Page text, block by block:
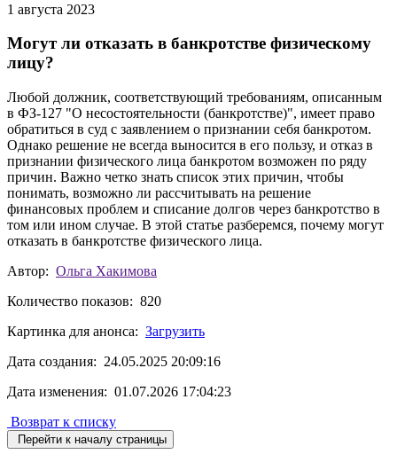
1 августа 2023
Могут ли отказать в банкротстве физическому
лицу?
Любой должник, соответствующий требованиям, описанным
в ФЗ-127 "О несостоятельности (банкротстве)", имеет право
обратиться в суд с заявлением о признании себя банкротом.
Однако решение не всегда выносится в его пользу, и отказ в
признании физического лица банкротом возможен по ряду
причин. Важно четко знать список этих причин, чтобы
понимать, возможно ли рассчитывать на решение
финансовых проблем и списание долгов через банкротство в
том или ином случае. В этой статье разберемся, почему могут
отказать в банкротстве физического лица.
Автор: Ольга Хакимова
Количество показов: 820
Картинка для анонса: Загрузить
Дата создания: 24.05.2025 20:09:16
Дата изменения: 01.07.2026 17:04:23
Возврат к списку
Перейти к началу страницы